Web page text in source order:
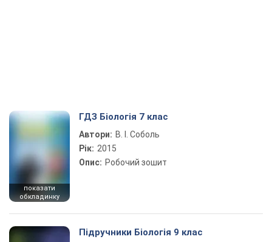
показати
обкладинку
ГДЗ Біологія 7 клас
Автори: В. І. Соболь
Рік: 2015
Опис: Робочий зошит
Підручники Біологія 9 клас